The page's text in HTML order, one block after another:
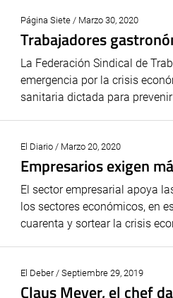
Página Siete / Marzo 30, 2020
Trabajadores
La Federación Sindical de
emergencia por la crisis
sanitaria dictada para
El Diario / Marzo 20, 2020
Empresarios exigen
El sector empresarial apoya
los sectores económicos, en
cuarenta y sortear la crisis
El Deber / Septiembre 29, 2019
Claus Meyer, el chef